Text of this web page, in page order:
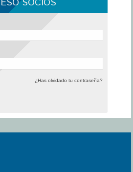
SOCIOS
¿Has olvidado tu contraseña?